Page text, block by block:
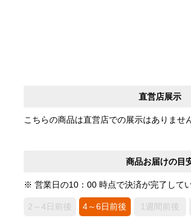
直営店展示
こちらの商品は直営店での展示はありませ
商品お届けの目
※ 営業日の10：00 時点で決済が完了して
2～4日前後 4～6日前後 1週間前後